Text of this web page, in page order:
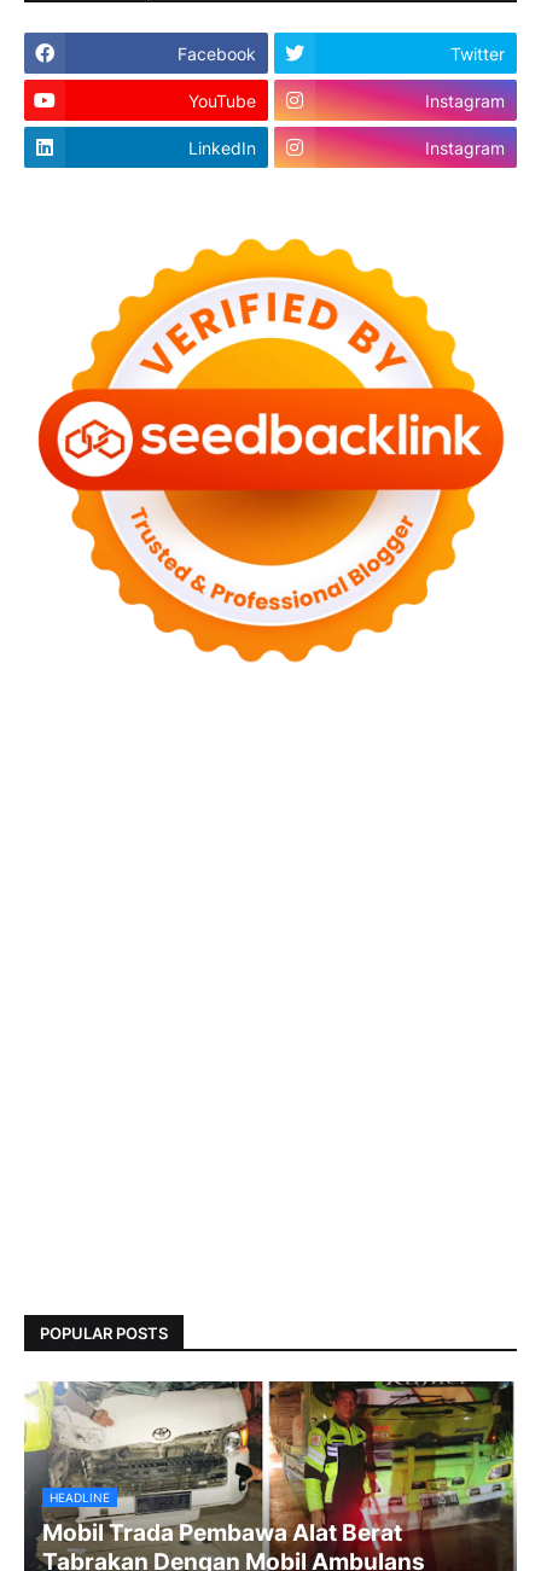
Facebook Twitter
YouTube Instagram
LinkedIn Instagram
POPULAR POSTS
HEADLINE
Mobil Trada Pembawa Alat Berat
Tabrakan Dengan Mobil Ambulans